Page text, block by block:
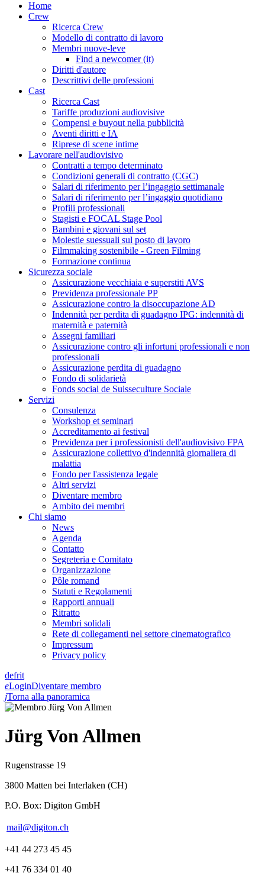
Home
Crew
Ricerca Crew
Modello di contratto di lavoro
Membri nuove-leve
Find a newcomer (it)
Diritti d'autore
Descrittivi delle professioni
Cast
Ricerca Cast
Tariffe produzioni audiovisive
Compensi e buyout nella pubblicità
Aventi diritti e IA
Riprese di scene intime
Lavorare nell'audiovisivo
Contratti a tempo determinato
Condizioni generali di contratto (CGC)
Salari di riferimento per l’ingaggio settimanale
Salari di riferimento per l’ingaggio quotidiano
Profili professionali
Stagisti e FOCAL Stage Pool
Bambini e giovani sul set
Molestie suessuali sul posto di lavoro
Filmmaking sostenibile - Green Filming
Formazione continua
Sicurezza sociale
Assicurazione vecchiaia e superstiti AVS
Previdenza professionale PP
Assicurazione contro la disoccupazione AD
Indennità per perdita di guadagno IPG: indennità di
maternità e paternità
Assegni familiari
Assicurazione contro gli infortuni professionali e non
professionali
Assicurazione perdita di guadagno
Fondo di solidarietà
Fonds social de Suisseculture Sociale
Servizi
Consulenza
Workshop et seminari
Accreditamento ai festival
Previdenza per i professionisti dell'audiovisivo FPA
Assicurazione collettivo d'indennità giornaliera di
malattia
Fondo per l'assistenza legale
Altri servizi
Diventare membro
Ambito dei membri
Chi siamo
News
Agenda
Contatto
Segreteria e Comitato
Organizzazione
Pôle romand
Statuti e Regolamenti
Rapporti annuali
Ritratto
Membri solidali
Rete di collegamenti nel settore cinematografico
Impressum
Privacy policy
defrit
eLoginDiventare membro
jTorna alla panoramica
Jürg Von Allmen
Rugenstrasse 19
3800 Matten bei Interlaken (CH)
P.O. Box: Digiton GmbH
mail@digiton.ch
+41 44 273 45 45
+41 76 334 01 40